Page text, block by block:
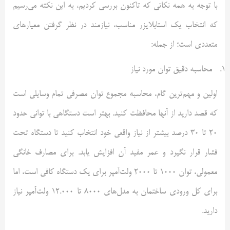
با توجه به همه نکاتی که تاکنون بررسی کردیم، به این نکته می‌رسیم
که انتخاب یک استابلایزر مناسب، نیازمند در نظر گرفتن معیارهای
متعددی است؛ از جمله:
محاسبه دقیق توان مورد نیاز
اولین و مهم‌ترین گام، محاسبه مجموع توان مصرفی تمام وسایلی است
که قصد دارید از آنها محافظت کنید. بهتر است دستگاهی با توانی حدود
20 تا 30 درصد بیشتر از نیاز واقعی خود انتخاب کنید تا دستگاه تحت
فشار قرار نگیرد و عمر مفید آن افزایش یابد. برای مصارف خانگی
معمولی، توان 1000 تا 2000 ولت‌آمپر برای یک دستگاه کافی است، اما
برای کل ورودی ساختمان به مدل‌های 8000 تا 12.000 ولت‌آمپر نیاز
دارید.